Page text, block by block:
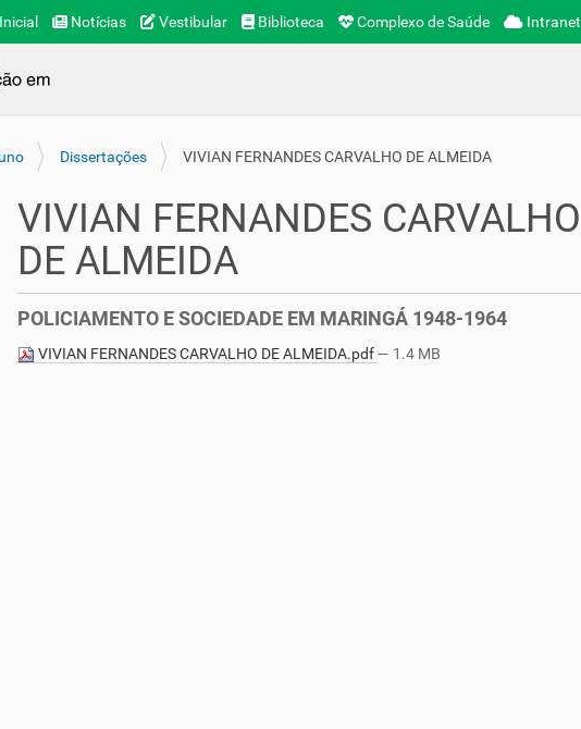
Notícias Vestibular Biblioteca Complexo de Saúde Intranet
Dissertações VIVIAN FERNANDES CARVALHO DE ALMEIDA
VIVIAN FERNANDES CARVALHO
DE ALMEIDA
POLICIAMENTO E SOCIEDADE EM MARINGÁ 1948-1964
VIVIAN FERNANDES CARVALHO DE ALMEIDA.pdf— 1.4 MB